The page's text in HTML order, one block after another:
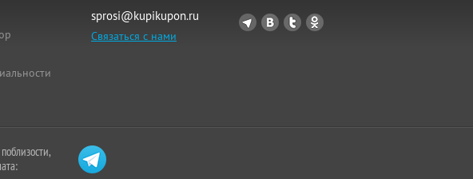
sprosi@kupikupon.ru
Связаться с нами